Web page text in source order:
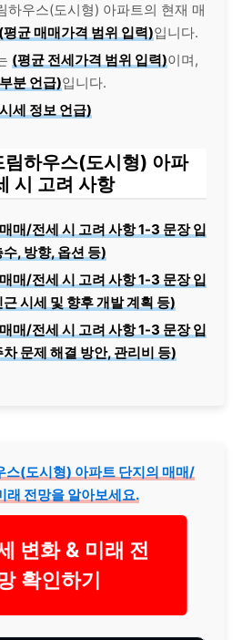
하우스(도시형) 아파트의 현재 매
(평균 매매가격 범위 입력)입니다.
(평균 전세가격 범위 입력)이며,
분 언급)입니다.
세 정보 언급)
림하우스(도시형) 아파
시 고려 사항
매/전세 시 고려 사항 1-3 문장 입
수, 방향, 옵션 등)
매/전세 시 고려 사항 1-3 문장 입
근 시세 및 향후 개발 계획 등)
매/전세 시 고려 사항 1-3 문장 입
차 문제 해결 방안, 관리비 등)
스(도시형) 아파트 단지의 매매/
래 전망을 알아보세요.
변화 & 미래 전
망 확인하기